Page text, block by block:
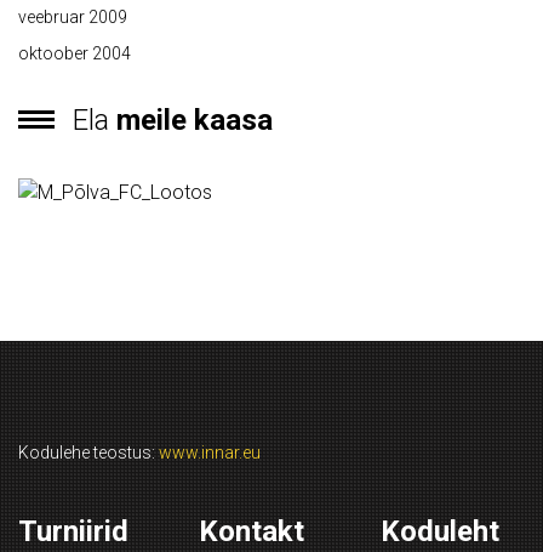
veebruar 2009
oktoober 2004
Ela meile kaasa
Kodulehe teostus: www.innar.eu
Turniirid Kontakt Koduleht